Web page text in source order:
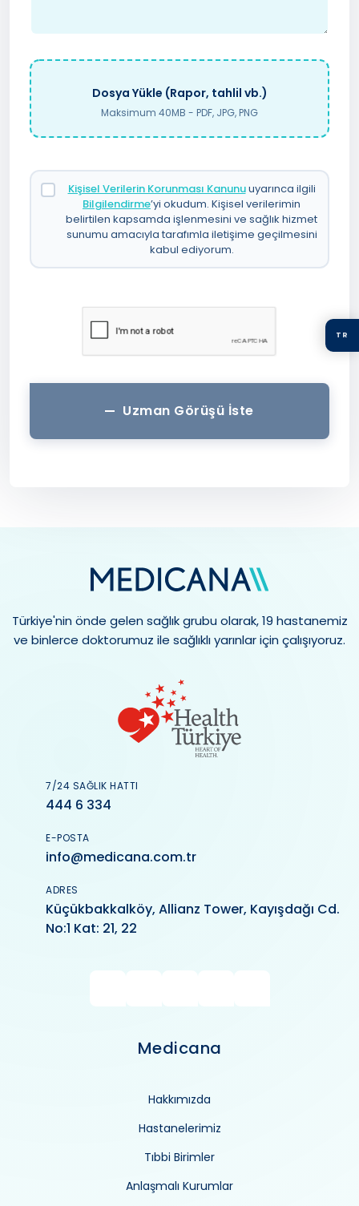
TR
Dosya Yükle (Rapor, tahlil vb.)
Maksimum 40MB - PDF, JPG, PNG
Kişisel Verilerin Korunması Kanunuuyarınca ilgili
Bilgilendirme’yi okudum. Kişisel verilerimin
belirtilen kapsamda işlenmesini ve sağlık hizmet
sunumu amacıyla tarafımla iletişime geçilmesini
kabul ediyorum.
Uzman Görüşü İste
Türkiye'nin önde gelen sağlık grubu olarak, 19 hastanemiz
ve binlerce doktorumuz ile sağlıklı yarınlar için çalışıyoruz.
7/24 SAĞLIK HATTI
444 6 334
E-POSTA
info@medicana.com.tr
ADRES
Küçükbakkalköy, Allianz Tower, Kayışdağı Cd.
No:1 Kat: 21, 22
Medicana
Hakkımızda
Hastanelerimiz
Tıbbi Birimler
Anlaşmalı Kurumlar